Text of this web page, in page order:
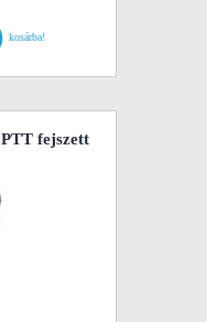
kosárba!
fejszett